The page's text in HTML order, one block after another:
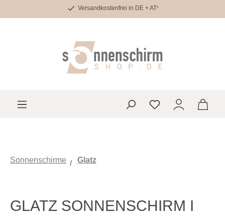
Zum Hauptinhalt springenVersandkostenfrei in DE + AT¹
Du hast 0 Produkte
Sonnenschirme Glatz
GLATZ SONNENSCHIRM I